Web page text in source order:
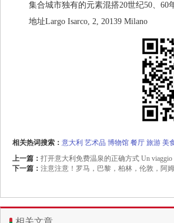
集合城市独有的元素混搭20世纪50、60
地址Largo Isarco, 2, 20139 Milano
相关热词搜索： 意大利 艺术品 博物馆 餐厅 旅游 美
上一篇： 打开意大利免费温泉的正确方式 Un viaggio
下一篇： 注意注意！罗马，巴黎，柏林，伦敦，阿